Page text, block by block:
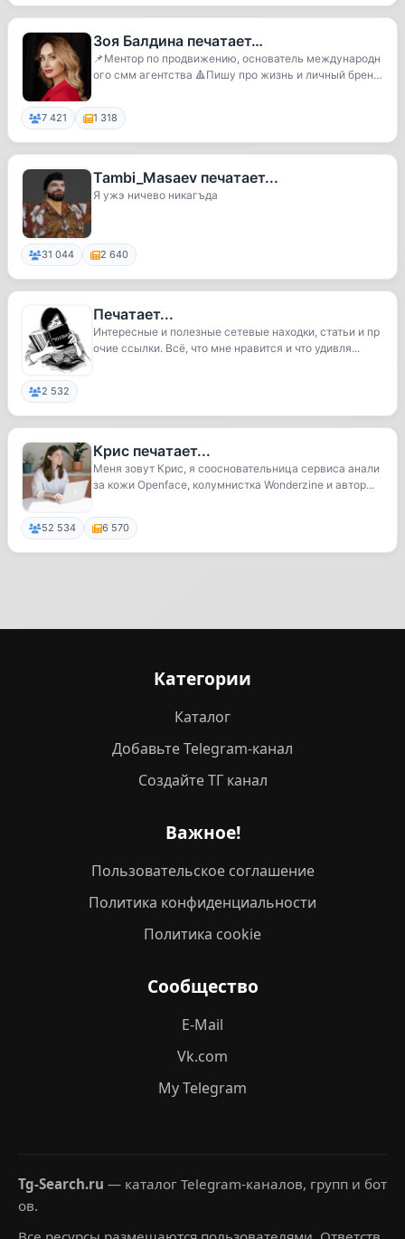
Зоя Балдина печатает…
📌Ментор по продвижению, основатель международн
ого смм агентства 🔺Пишу про жизнь и личный бренд
7 421 1 318
Tambi_Masaev печатает...
Я ужэ ничево никагъда
31 044 2 640
Печатает...
Интересные и полезные сетевые находки, статьи и пр
очие ссылки. Всё, что мне нравится и что удивля...
2 532
Крис печатает...
Меня зовут Крис, я соосновательница сервиса анали
за кожи Openface, колумнистка Wonderzine и автор...
52 534 6 570
Категории
Каталог
Добавьте Telegram-канал
Создайте ТГ канал
Важное!
Пользовательское соглашение
Политика конфиденциальности
Политика cookie
Сообщество
E-Mail
Vk.com
My Telegram
Tg-Search.ru — каталог Telegram-каналов, групп и бот
ов.